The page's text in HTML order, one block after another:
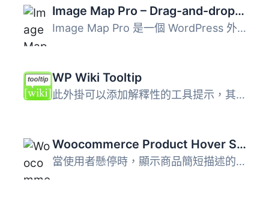
Image Map Pro – Drag-and-drop Builder for Interactive Images – Lite
Image Map Pro 是一個 WordPress 外掛，讓你可以建立互動影像...
WP Wiki Tooltip
此外掛可以添加解釋性的工具提示，其內容是從一個MediaWiki安...
Woocommerce Product Hover Show ToolTip Info
當使用者懸停時，顯示商品簡短描述的工具提示資訊，專為使用W...